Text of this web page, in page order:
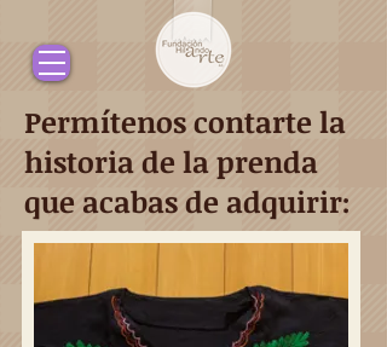
Permítenos contarte la
historia de la prenda
que acabas de adquirir: